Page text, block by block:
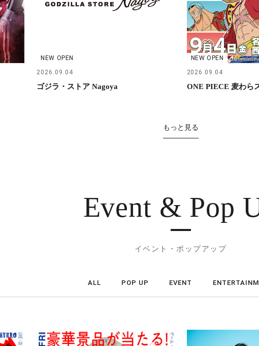
NEW OPEN
2026.09.04
ゴジラ・ストア Nagoya
NEW OPEN
2026.09.04
ONE PIECE 麦わら
もっと見る
Event & Pop
イベント・ポップアップ
ALL POP UP EVENT